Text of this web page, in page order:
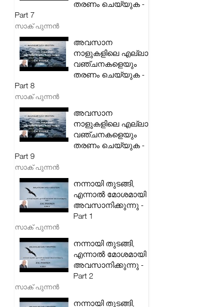
തരണം ചെയ്യുക -
Part 7
സാക് പുന്നൻ
അവസാന
നാളുകളിലെ എല്ലാ
വഞ്ചനകളെയും
തരണം ചെയ്യുക -
Part 8
സാക് പുന്നൻ
അവസാന
നാളുകളിലെ എല്ലാ
വഞ്ചനകളെയും
തരണം ചെയ്യുക -
Part 9
സാക് പുന്നൻ
നന്നായി തുടങ്ങി,
എന്നാൽ മോശമായി
അവസാനിക്കുന്നു -
Part 1
സാക് പുന്നൻ
നന്നായി തുടങ്ങി,
എന്നാൽ മോശമായി
അവസാനിക്കുന്നു -
Part 2
സാക് പുന്നൻ
നന്നായി തുടങ്ങി,